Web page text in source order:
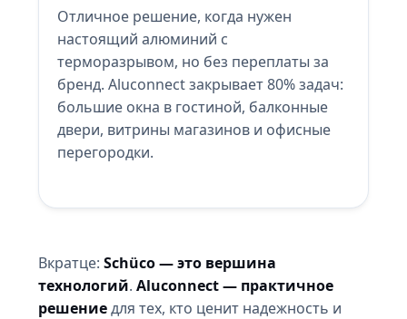
Отличное решение, когда нужен
настоящий алюминий с
терморазрывом, но без переплаты за
бренд. Aluconnect закрывает 80% задач:
большие окна в гостиной, балконные
двери, витрины магазинов и офисные
перегородки.
Вкратце: Schüco — это вершина
технологий. Aluconnect — практичное
решениедля тех, кто ценит надежность и